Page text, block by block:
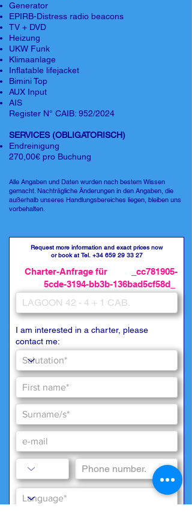
Generator
EPIRB-Distress radio beacons
TV + DVD
Heizung
UKW Funk
Klimaanlage
Inflatable lifejacket
Bimini Top
AUX Input
AIS
Register N° CAIB: 952/2024
SERVICES (OBLIGATORISCH)
Endreinigung
270,00€ pro Buchung
Alle Angaben und Daten wurden nach bestem Wissen
gemacht. Nachträgliche Änderungen in den Angaben, die
außerhalb unseres Handlungsbereiches liegen, bleiben uns
vorbehalten.
Request more information and exact prices now
or book at Tel. +34 659 29 33 27
Charter-Anfrage für _cc781905-
5cde-3194-bb3b-136bad5cf58d_
I am interested in a charter, please
contact me: